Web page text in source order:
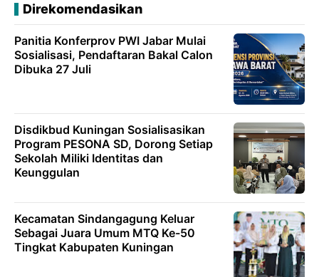
Direkomendasikan
Panitia Konferprov PWI Jabar Mulai
Sosialisasi, Pendaftaran Bakal Calon
Dibuka 27 Juli
Disdikbud Kuningan Sosialisasikan
Program PESONA SD, Dorong Setiap
Sekolah Miliki Identitas dan
Keunggulan
Kecamatan Sindangagung Keluar
Sebagai Juara Umum MTQ Ke-50
Tingkat Kabupaten Kuningan